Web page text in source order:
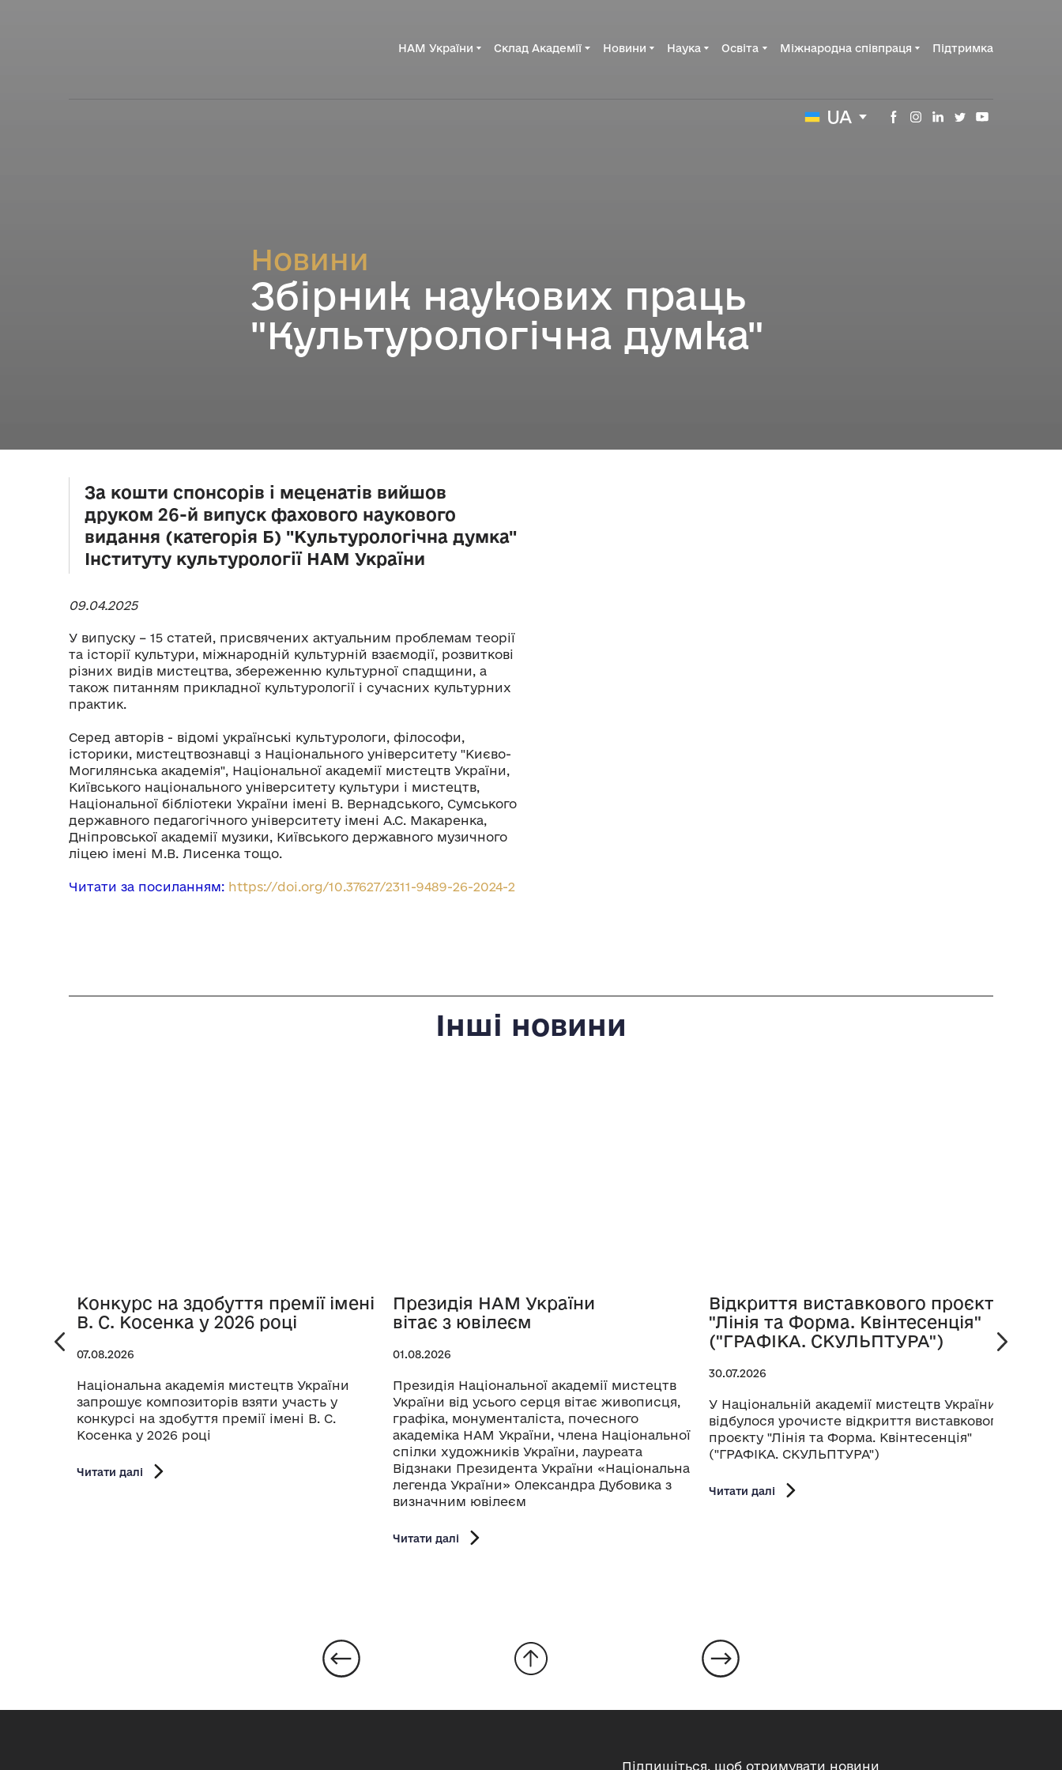
НАМ України Склад Академії Новини Наука Освіта Міжнародна співпраця Підтримка
UA
Новини
Збірник наукових праць
"Культурологічна думка"
За кошти спонсорів і меценатів вийшов
друком 26-й випуск фахового наукового
видання (категорія Б) "Культурологічна думка"
Інституту культурології НАМ України
09.04.2025
У випуску – 15 статей, присвячених актуальним проблемам теорії
та історії культури, міжнародній культурній взаємодії, розвиткові
різних видів мистецтва, збереженню культурної спадщини, а
також питанням прикладної культурології і сучасних культурних
практик.
Серед авторів - відомі українські культурологи, філософи,
історики, мистецтвознавці з Національного університету "Києво-
Могилянська академія", Національної академії мистецтв України,
Київського національного університету культури і мистецтв,
Національної бібліотеки України імені В. Вернадського, Сумського
державного педагогічного університету імені А.С. Макаренка,
Дніпровської академії музики, Київського державного музичного
ліцею імені М.В. Лисенка тощо.
Читати за посиланням: https://doi.org/10.37627/2311-9489-26-2024-2
Інші новини
Конкурс на здобуття премії імені
В. С. Косенка у 2026 році
07.08.2026
Національна академія мистецтв України
запрошує композиторів взяти участь у
конкурсі на здобуття премії імені В. С.
Косенка у 2026 році
Читати далі
Президія НАМ України
вітає з ювілеєм
01.08.2026
Президія Національної академії мистецтв
України від усього серця вітає живописця,
графіка, монументаліста, почесного
академіка НАМ України, члена Національної
спілки художників України, лауреата
Відзнаки Президента України «Національна
легенда України» Олександра Дубовика з
визначним ювілеєм
Читати далі
Відкриття виставкового проєкту
"Лінія та Форма. Квінтесенція"
("ГРАФІКА. СКУЛЬПТУРА")
30.07.2026
У Національній академії мистецтв України
відбулося урочисте відкриття виставкового
проєкту "Лінія та Форма. Квінтесенція"
("ГРАФІКА. СКУЛЬПТУРА")
Читати далі
Підпишіться, щоб отримувати новини